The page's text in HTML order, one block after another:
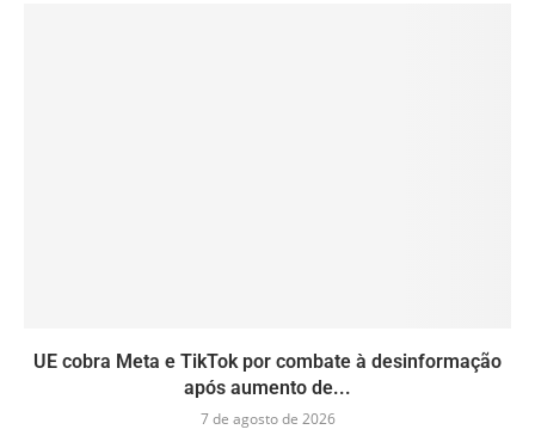
UE cobra Meta e TikTok por combate à desinformação
após aumento de...
7 de agosto de 2026